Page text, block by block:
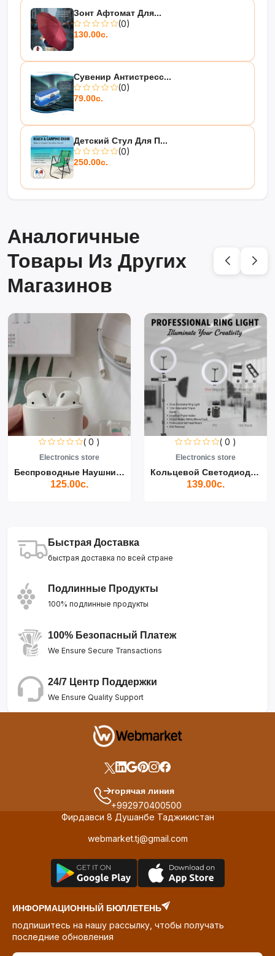
Зонт Афтомат Для...
(0)
130.00с.
Сувенир Антистресс...
(0)
79.00с.
Детский Стул Для П...
(0)
250.00с.
Аналогичные
Товары Из Других
Магазинов
( 0 )
Electronics store
Беспроводные Наушники Air...
125.00с.
( 0 )
Electronics store
Кольцевой Светодиодный Св...
139.00с.
Быстрая Доставка
быстрая доставка по всей стране
Подлинные Продукты
100% подлинные продукты
100% Безопасный Платеж
We Ensure Secure Transactions
24/7 Центр Поддержки
We Ensure Quality Support
горячая линия
+992970400500
Фирдавси 8 Душанбе Таджикистан
webmarket.tj@gmail.com
ИНФОРМАЦИОННЫЙ БЮЛЛЕТЕНЬ
подпишитесь на нашу рассылку, чтобы получать
последние обновления